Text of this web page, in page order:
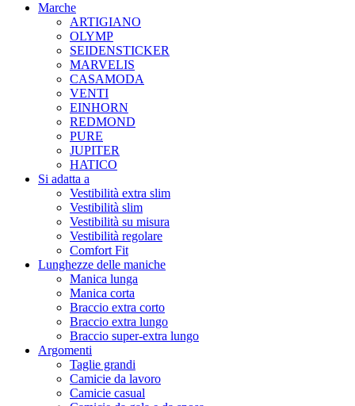
Marche
ARTIGIANO
OLYMP
SEIDENSTICKER
MARVELIS
CASAMODA
VENTI
EINHORN
REDMOND
PURE
JUPITER
HATICO
Si adatta a
Vestibilità extra slim
Vestibilità slim
Vestibilità su misura
Vestibilità regolare
Comfort Fit
Lunghezze delle maniche
Manica lunga
Manica corta
Braccio extra corto
Braccio extra lungo
Braccio super-extra lungo
Argomenti
Taglie grandi
Camicie da lavoro
Camicie casual